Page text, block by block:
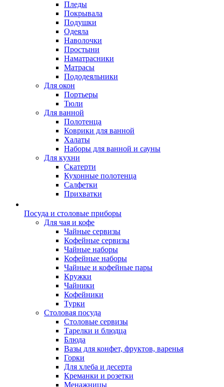
Пледы
Покрывала
Подушки
Одеяла
Наволочки
Простыни
Наматрасники
Матрасы
Пододеяльники
Для окон
Портьеры
Тюли
Для ванной
Полотенца
Коврики для ванной
Халаты
Наборы для ванной и сауны
Для кухни
Скатерти
Кухонные полотенца
Салфетки
Прихватки
Посуда и столовые приборы
Для чая и кофе
Чайные сервизы
Кофейные сервизы
Чайные наборы
Кофейные наборы
Чайные и кофейные пары
Кружки
Чайники
Кофейники
Турки
Столовая посуда
Столовые сервизы
Тарелки и блюдца
Блюда
Вазы для конфет, фруктов, варенья
Горки
Для хлеба и десерта
Креманки и розетки
Менажницы